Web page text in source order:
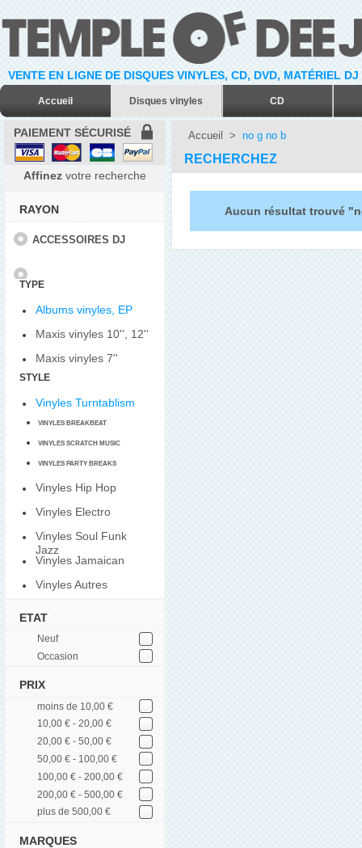
VENTE EN LIGNE DE DISQUES VINYLES, CD, DVD, MATÉRIEL
Accueil Disques vinyles CD
PAIEMENT SÉCURISÉ
Affinez votre recherche
RAYON
ACCESSOIRES DJ
TYPE
Albums vinyles, EP
Maxis vinyles 10'', 12''
Maxis vinyles 7''
STYLE
Vinyles Turntablism
VINYLES BREAKBEAT
VINYLES SCRATCH MUSIC
VINYLES PARTY BREAKS
Vinyles Hip Hop
Vinyles Electro
Vinyles Soul Funk
Jazz
Vinyles Jamaican
Vinyles Autres
ETAT
Neuf
Occasion
PRIX
moins de 10,00 €
10,00 € - 20,00 €
20,00 € - 50,00 €
50,00 € - 100,00 €
100,00 € - 200,00 €
200,00 € - 500,00 €
plus de 500,00 €
MARQUES
Accueil > no g no b
RECHERCHEZ
Aucun résultat trouvé